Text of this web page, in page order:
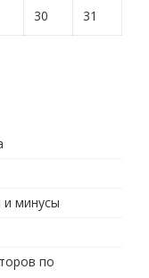
30 31
и минусы
по